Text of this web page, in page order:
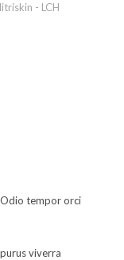
- LCH
tempor orci
viverra